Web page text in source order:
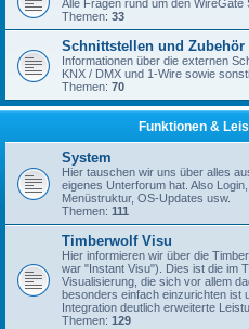
Alle Fragen rund um den WireGate
Themen: 33
Schnittstellen und Zubehör
Informationen über die externen
KNX / DMX und 1-Wire sowie
Themen: 70
Funktionen &
System
Hier tauschen wir uns über alles
eigenes Unterforum hat. Also
Menüstruktur, OS-Updates usw.
Themen: 111
Timberwolf Visu
Hier informieren wir über die
war "Instant Visu"). Dies ist die im
Visualisierung, die sich vor allem
besonders einfach einzurichten ist
Integration deutlich erweiterte
Themen: 129